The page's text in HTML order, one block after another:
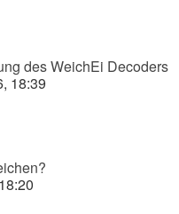
des WeichEi Decoders
18:39